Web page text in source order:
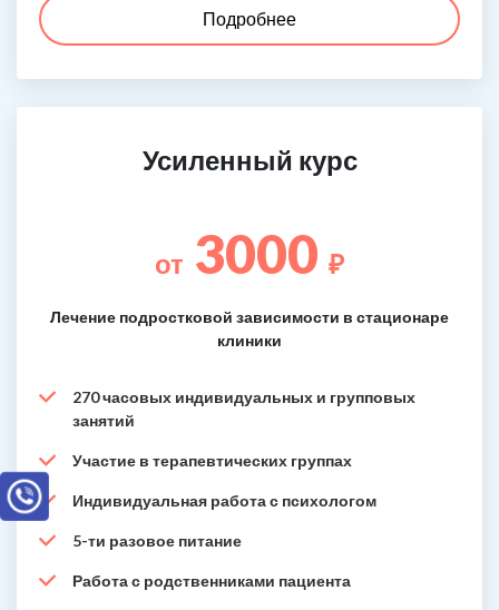
Подробнее
Усиленный курс
от 3000 ₽
Лечение подростковой зависимости в стационаре
клиники
270 часовых индивидуальных и групповых
занятий
Участие в терапевтических группах
Индивидуальная работа с психологом
5-ти разовое питание
Работа с родственниками пациента